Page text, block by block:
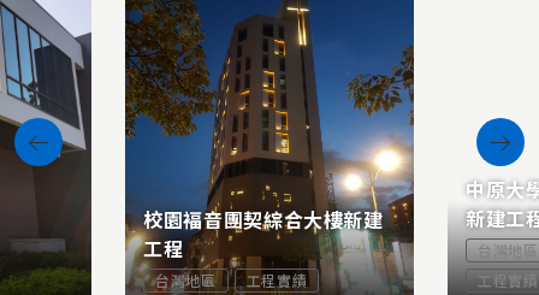
校園褔音團契綜合大樓新建
工程
台灣地區
工程實績
中原大
新建工
台灣地區
工程實績